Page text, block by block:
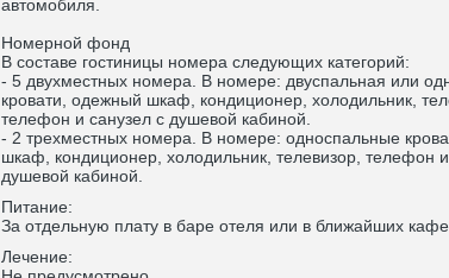
автомобиля.
Номерной фонд
В составе гостиницы номера следующих категорий:
- 5 двухместных номера. В номере: двуспальная или
кровати, одежный шкаф, кондиционер, холодильник,
телефон и санузел с душевой кабиной.
- 2 трехместных номера. В номере: односпальные
шкаф, кондиционер, холодильник, телевизор, телефон
душевой кабиной.
Питание:
За отдельную плату в баре отеля или в ближайших кафе.
Лечение: